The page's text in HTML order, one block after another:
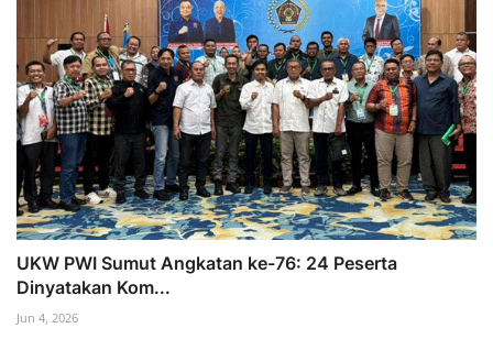
UKW PWI Sumut Angkatan ke-76: 24 Peserta
Dinyatakan Kom...
Jun 4, 2026